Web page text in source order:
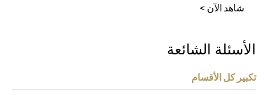
شاهد الآن >
الأسئلة الشائعة
تكبير كل الأقسام